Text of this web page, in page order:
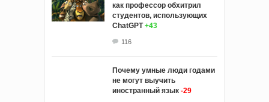
как профессор обхитрил
студентов, использующих
ChatGPT +43
116
Почему умные люди годами
не могут выучить
иностранный язык -29